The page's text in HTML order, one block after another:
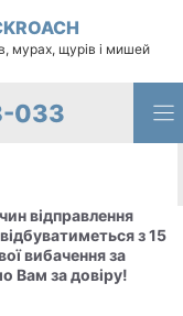
мурах, щурів і мишей
033
відправлення
з 15
вибачення за
Вам за довіру!